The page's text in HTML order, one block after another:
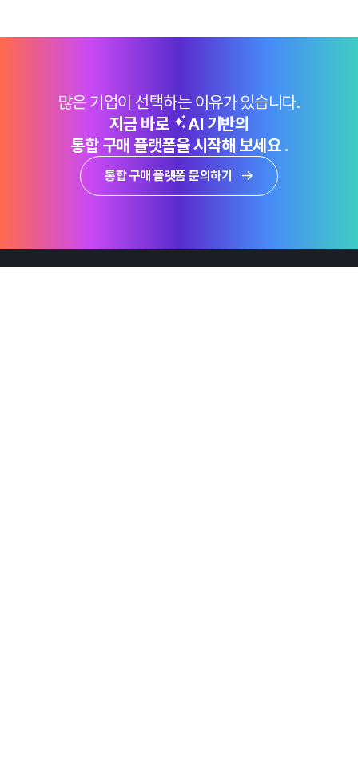
많은 기업이 선택하는 이유가 있습니다.
지금 바로
AI 기반의
통합 구매 플랫폼을 시작해 보세요 .
통합 구매 플랫폼 문의하기